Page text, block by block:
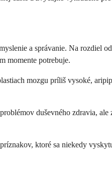
a správanie. Na rozdiel
momente potrebuje.
mozgu príliš vysoké,
duševného zdravia,
ktoré sa niekedy